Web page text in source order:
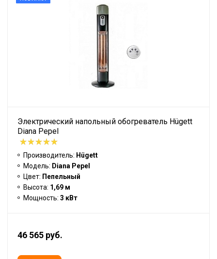
Электрический напольный обогреватель Hügett
Diana Pepel
Производитель: Hügett
Модель: Diana Pepel
Цвет: Пепельный
Высота: 1,69 м
Мощность: 3 кВт
46 565 руб.